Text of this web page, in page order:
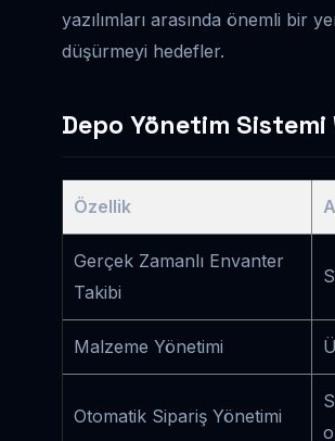
yazılımları arasında önemli bir
düşürmeyi hedefler.
Depo Yönetim Sistemi
Özellik
Gerçek Zamanlı Envanter
Takibi
Malzeme Yönetimi
Otomatik Sipariş Yönetimi